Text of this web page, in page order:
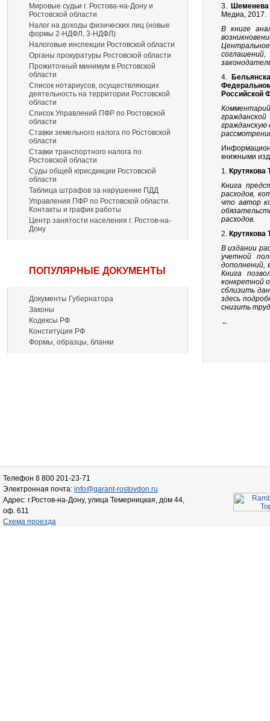
Мировые судьи г. Ростова-на-Дону и
Ростовской области
Налог на доходы физических лиц (новые
формы 2-НДФЛ, 3-НДФЛ)
Налоговые инспекции Ростовской области
Органы прокуратуры Ростовской области
Прожиточный минимум в Ростовской
области
Список нотариусов, осуществляющих
деятельность на территории Ростовской
области
Список Управлений ПФР по Ростовской
области
Ставки земельного налога по Ростовской
области
Ставки транспортного налога по
Ростовской области
Суды общей юрисдикции Ростовской
области
Таблица штрафов за нарушение ПДД
Управления ПФР по Ростовской области.
Контакты и график работы
Центр занятости населения г. Ростов-на-
Дону
ПОПУЛЯРНЫЕ ДОКУМЕНТЫ
Документы Губернатора
Законы
Кодексы РФ
Конституция РФ
Формы, образцы, бланки
3. Шеменева
Медиа, 2017.
В книге
4.
Российской
Комментарий
гражданскую
книжными
1. Крутякова
Книга
расходов,
что автор
расходов.
2. Крутякова
В издании
учетной
дополнений,
Книга
конкретной
сблизить
здесь
снизить
←
Телефон 8 800 201-23-71
Электронная почта: info@garant-rostovdon.ru
Адрес: г.Ростов-на-Дону, улица Темерницкая, дом 44,
оф. 611
Схема проезда